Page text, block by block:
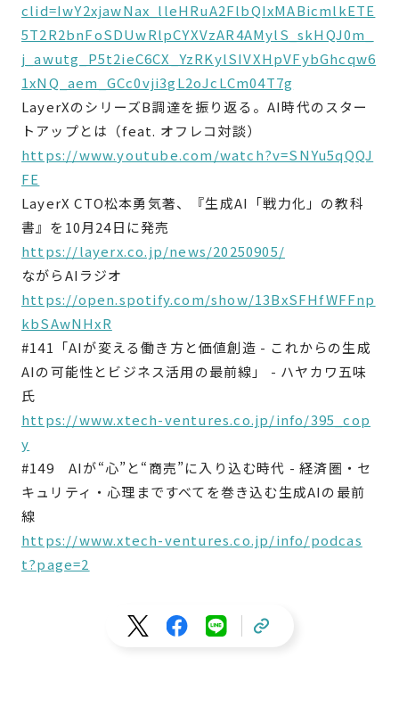
clid=IwY2xjawNax_lleHRuA2FlbQIxMABicmlkETE
5T2R2bnFoSDUwRlpCYXVzAR4AMylS_skHQJ0m_
j_awutg_P5t2ieC6CX_YzRKylSIVXHpVFybGhcqw6
1xNQ_aem_GCc0vji3gL2oJcLCm04T7g
LayerXのシリーズB調達を振り返る。AI時代のスター
トアップとは（feat. オフレコ対談）
https://www.youtube.com/watch?v=SNYu5qQQJ
FE
LayerX CTO松本勇気著、『生成AI「戦力化」の教科
書』を10月24日に発売
https://layerx.co.jp/news/20250905/
ながらAIラジオ
https://open.spotify.com/show/13BxSFHfWFFnp
kbSAwNHxR
#141「AIが変える働き方と価値創造 - これからの生成
AIの可能性とビジネス活用の最前線」 - ハヤカワ五味
氏
https://www.xtech-ventures.co.jp/info/395_cop
y
#149 AIが“心”と“商売”に入り込む時代 - 経済圏・セ
キュリティ・心理まですべてを巻き込む生成AIの最前
線
https://www.xtech-ventures.co.jp/info/podcas
t?page=2